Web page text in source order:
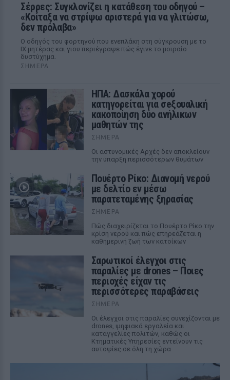
Σέρρες: Συγκλονίζει η κατάθεση του οδηγού –
«Κοίταξα να στρίψω αριστερά για να γλιτώσω,
δεν πρόλαβα»
Ο οδηγός του φορτηγού που ενεπλάκη στη σύγκρουση με το
ΙΧ μητέρας και γιου περιέγραψε πώς έγινε το μοιραίο
δυστύχημα.
ΣΉΜΕΡΑ
ΗΠΑ: Δασκάλα χορού
κατηγορείται για σeξουαλική
κακοποίηση δύο ανήλικων
μαθητών της
ΣΉΜΕΡΑ
Οι αστυνομικές Αρχές δεν αποκλείουν
την ύπαρξη περισσότερων θυμάτων
Πουέρτο Ρίκο: Διανομή νερού
με δελτίο εν μέσω
παρατεταμένης ξηρασίας
ΣΉΜΕΡΑ
Πώς διαχειρίζεται το Πουέρτο Ρίκο την
κρίση νερού και πώς επηρεάζεται η
καθημερινή ζωή των κατοίκων
Σαρωτικοί έλεγχοι στις
παραλίες με drones – Ποιες
περιοχές είχαν τις
περισσότερες παραβάσεις
ΣΉΜΕΡΑ
Οι έλεγχοι στις παραλίες συνεχίζονται με
drones, ψηφιακά εργαλεία και
καταγγελίες πολιτών, καθώς οι
Κτηματικές Υπηρεσίες εντείνουν τις
αυτοψίες σε όλη τη χώρα